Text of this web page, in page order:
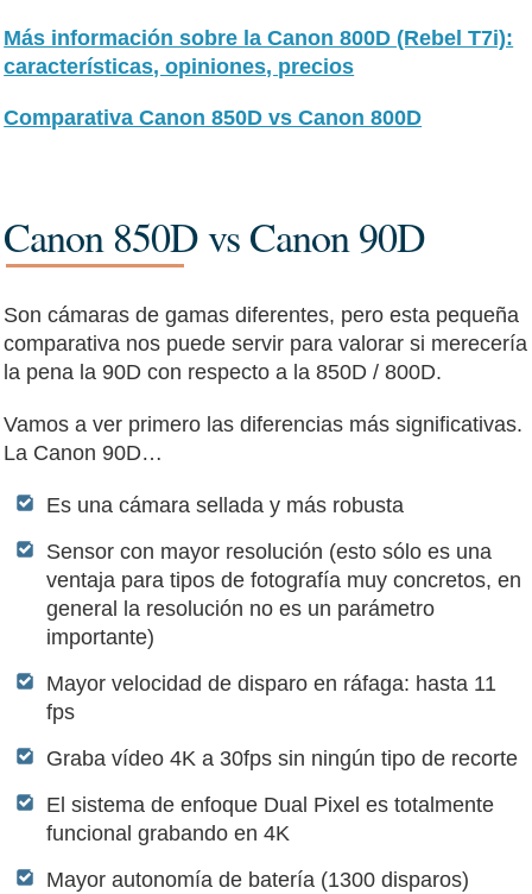
Más información sobre la Canon 800D (Rebel T7i):
características, opiniones, precios
Comparativa Canon 850D vs Canon 800D
Canon 850D vs Canon 90D
Son cámaras de gamas diferentes, pero esta pequeña
comparativa nos puede servir para valorar si merecería
la pena la 90D con respecto a la 850D / 800D.
Vamos a ver primero las diferencias más significativas.
La Canon 90D…
Es una cámara sellada y más robusta
Sensor con mayor resolución (esto sólo es una
ventaja para tipos de fotografía muy concretos, en
general la resolución no es un parámetro
importante)
Mayor velocidad de disparo en ráfaga: hasta 11
fps
Graba vídeo 4K a 30fps sin ningún tipo de recorte
El sistema de enfoque Dual Pixel es totalmente
funcional grabando en 4K
Mayor autonomía de batería (1300 disparos)